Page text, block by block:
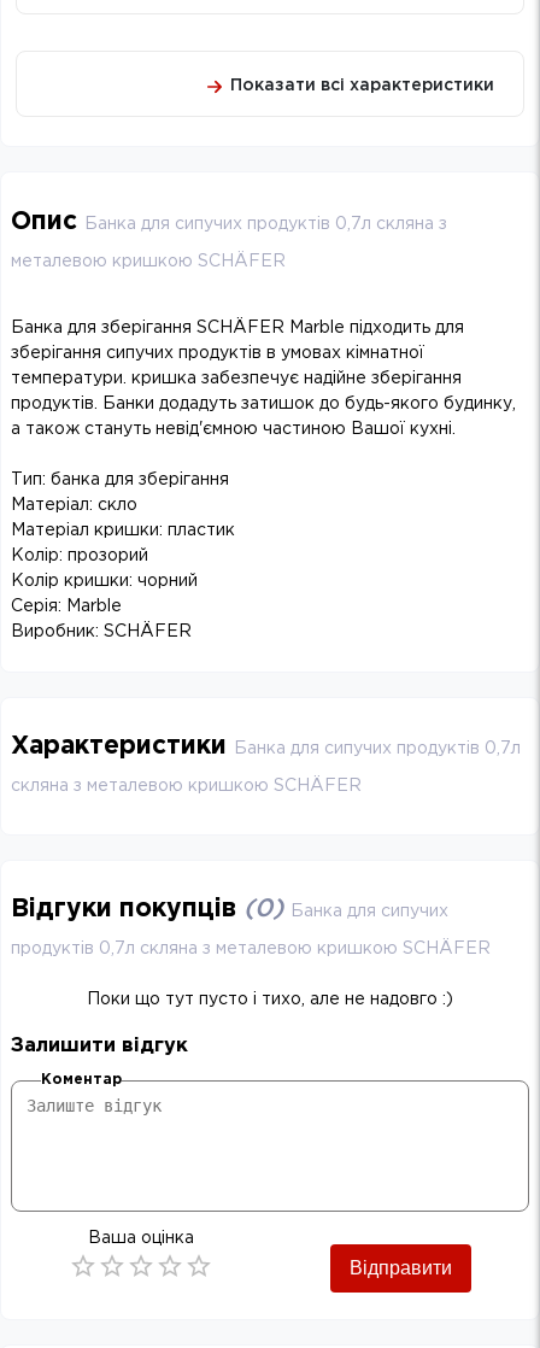
Показати всі характеристики
Опис Банка для сипучих продуктів 0,7л скляна з
металевою кришкою SCHÄFER
Банка для зберігання SCHÄFER Marble підходить для
зберігання сипучих продуктів в умовах кімнатної
температури. кришка забезпечує надійне зберігання
продуктів. Банки додадуть затишок до будь-якого будинку,
а також стануть невід'ємною частиною Вашої кухні.
Тип: банка для зберігання
Матеріал: скло
Матеріал кришки: пластик
Колір: прозорий
Колір кришки: чорний
Серія: Marble
Виробник: SCHÄFER
Характеристики Банка для сипучих продуктів 0,7л
скляна з металевою кришкою SCHÄFER
Відгуки покупців (0) Банка для сипучих
продуктів 0,7л скляна з металевою кришкою SCHÄFER
Поки що тут пусто і тихо, але не надовго :)
Залишити відгук
Коментар
Ваша оцінка
Відправити